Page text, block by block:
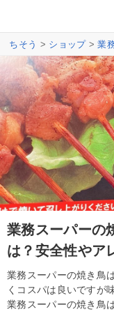
ちそう > ショップ>業
業務スーパーの
は？安全性やア
業務スーパーの焼き鳥
くコスパは良いですが
業務スーパーの焼き鳥